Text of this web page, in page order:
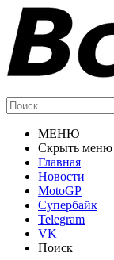
МЕНЮ
Скрыть меню
Главная
Новости
MotoGP
Супербайк
Telegram
VK
Поиск